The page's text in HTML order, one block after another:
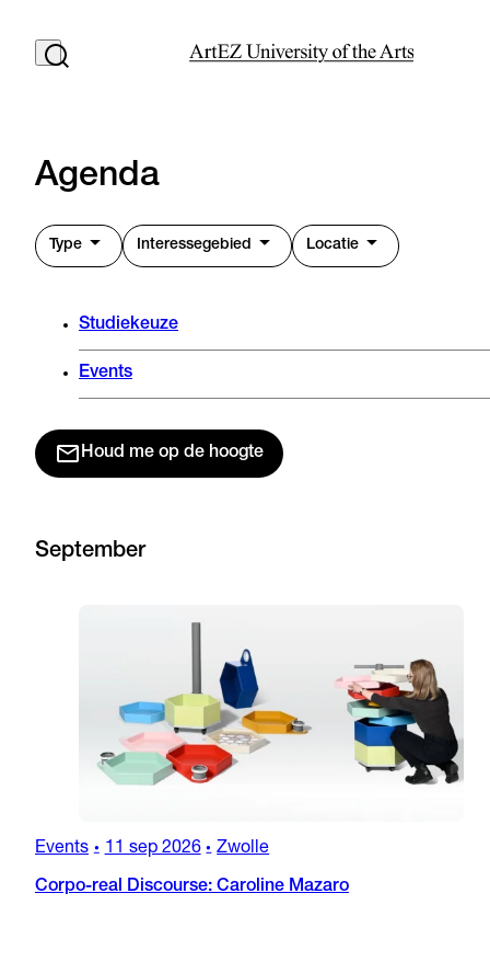
Agenda
Type Interessegebied Locatie
Studiekeuze
Events
Houd me op de hoogte
September
Events • 11 sep 2026 • Zwolle
Corpo-real Discourse: Caroline Mazaro